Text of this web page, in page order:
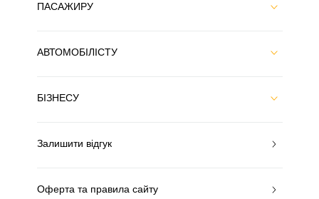
ПАСАЖИРУ
АВТОМОБІЛІСТУ
БІЗНЕСУ
Залишити відгук
Оферта та правила сайту